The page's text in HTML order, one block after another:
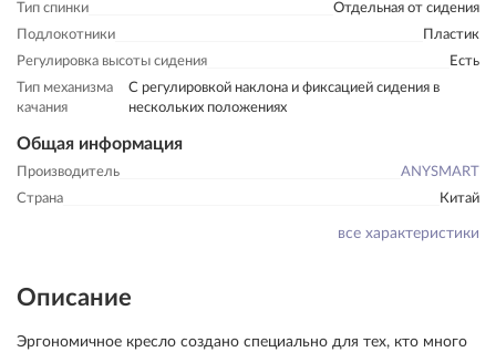
Тип спинки
Отдельная от сидения
Подлокотники
Пластик
Регулировка высоты сидения
Есть
Тип механизма
качания
С регулировкой наклона и фиксацией сидения в
нескольких положениях
Общая информация
Производитель
ANYSMART
Страна
Китай
все характеристики
Описание
Эргономичное кресло создано специально для тех, кто много